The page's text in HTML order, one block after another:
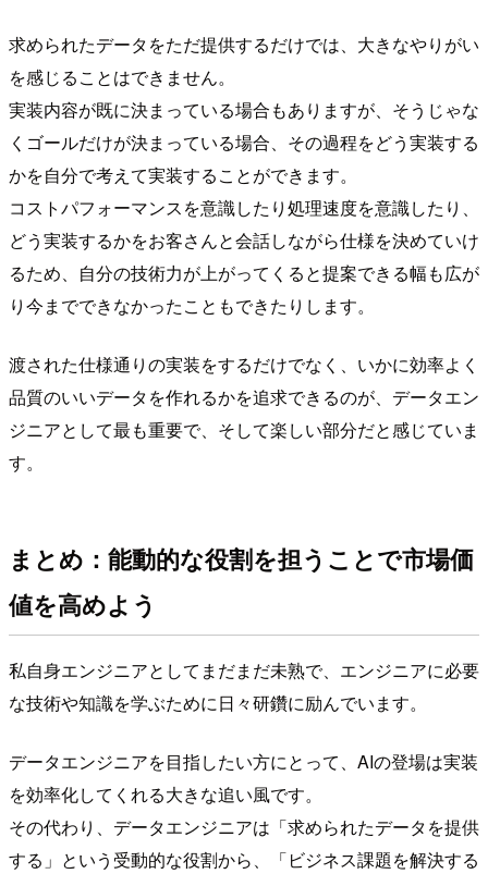
求められたデータをただ提供するだけでは、大きなやりがい
を感じることはできません。
実装内容が既に決まっている場合もありますが、そうじゃな
くゴールだけが決まっている場合、その過程をどう実装する
かを自分で考えて実装することができます。
コストパフォーマンスを意識したり処理速度を意識したり、
どう実装するかをお客さんと会話しながら仕様を決めていけ
るため、自分の技術力が上がってくると提案できる幅も広が
り今までできなかったこともできたりします。
渡された仕様通りの実装をするだけでなく、いかに効率よく
品質のいいデータを作れるかを追求できるのが、データエン
ジニアとして最も重要で、そして楽しい部分だと感じていま
す。
まとめ：能動的な役割を担うことで市場価
値を高めよう
私自身エンジニアとしてまだまだ未熟で、エンジニアに必要
な技術や知識を学ぶために日々研鑽に励んでいます。
データエンジニアを目指したい方にとって、AIの登場は実装
を効率化してくれる大きな追い風です。
その代わり、データエンジニアは「求められたデータを提供
する」という受動的な役割から、「ビジネス課題を解決する